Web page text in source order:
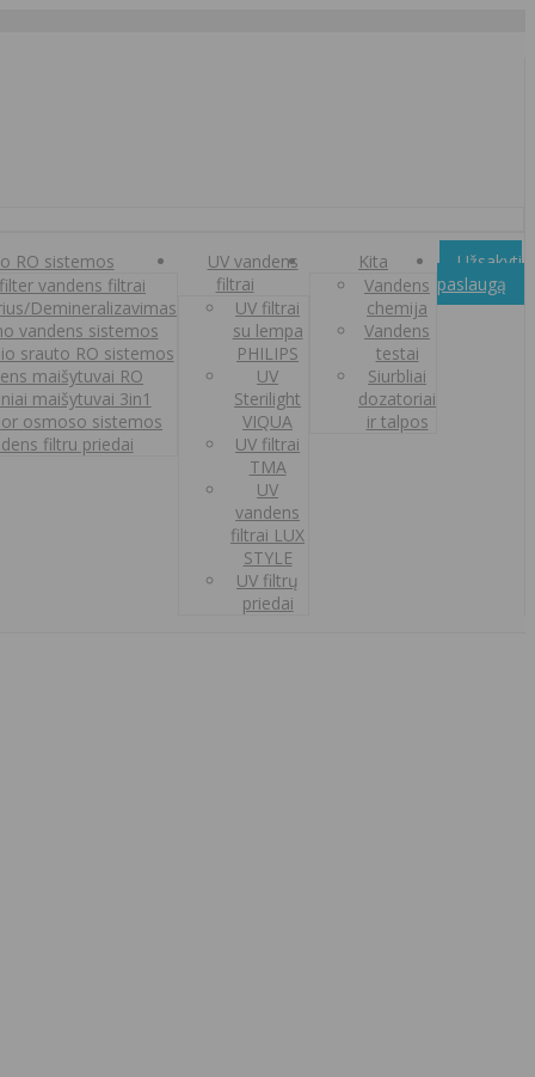
RO sistemos
vandens filtrai
Demineralizavimas
vandens sistemos
srauto RO sistemos
maišytuvai RO
maišytuvai 3in1
osmoso sistemos
filtru priedai
UV vandens
filtrai
UV filtrai
su lempa
PHILIPS
UV
Sterilight
VIQUA
UV filtrai
TMA
UV
vandens
filtrai LUX
STYLE
UV filtrų
priedai
Kita
Vandens
chemija
Vandens
testai
Siurbliai
dozatoriai
ir talpos
Užsakyti
paslaugą